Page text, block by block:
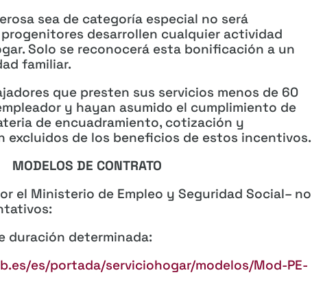
sea de categoría especial no será
desarrollen cualquier actividad
Solo se reconocerá esta bonificación a un
familiar.
que presten sus servicios menos de 60
y hayan asumido el cumplimiento de
de encuadramiento, cotización y
excluidos de los beneficios de estos incentivos.
MODELOS DE CONTRATO
el Ministerio de Empleo y Seguridad Social– no
duración determinada:
es/portada/serviciohogar/modelos/Mod-PE-